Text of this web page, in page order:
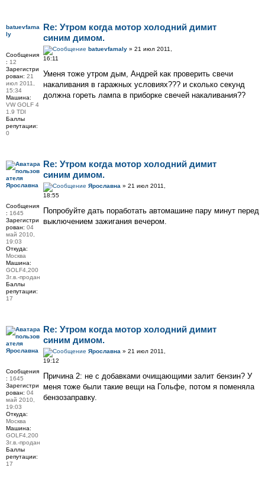
Re: Утром когда мотор холодний димит
синим димом.
batuevfamaly » 21 июл 2011,
16:11
Уменя тоже утром дым, Андрей как проверить свечи
накаливания в гаражных условиях??? и сколько секунд
должна гореть лампа в приборке свечей накаливания??
batuevfama
ly
Сообщения
: 12
Зарегистри
рован: 21
июл 2011,
15:34
Машина:
VW GOLF 4
1.9 TDI
Баллы
репутации:
0
Re: Утром когда мотор холодний димит
синим димом.
Ярославна » 21 июл 2011,
18:55
Попробуйте дать поработать автомашине пару минут перед
выключением зажигания вечером.
Ярославна
Сообщения
: 1645
Зарегистри
рован: 04
май 2010,
19:03
Откуда:
Москва
Машина:
GOLF4,200
3г.в.-продан
Баллы
репутации:
17
Re: Утром когда мотор холодний димит
синим димом.
Ярославна » 21 июл 2011,
19:12
Причина 2: не с добавками очищающими залит бензин? У
меня тоже были такие вещи на Гольфе, потом я поменяла
бензозаправку.
Ярославна
Сообщения
: 1645
Зарегистри
рован: 04
май 2010,
19:03
Откуда:
Москва
Машина:
GOLF4,200
3г.в.-продан
Баллы
репутации:
17